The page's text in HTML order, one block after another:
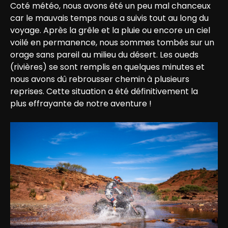
Coté météo, nous avons été un peu mal chanceux
car le mauvais temps nous a suivis tout au long du
voyage. Après la grêle et la pluie ou encore un ciel
voilé en permanence, nous sommes tombés sur un
orage sans pareil au milieu du désert. Les oueds
(rivières) se sont remplis en quelques minutes et
nous avons dû rebrousser chemin à plusieurs
reprises. Cette situation a été définitivement la
plus effrayante de notre aventure !